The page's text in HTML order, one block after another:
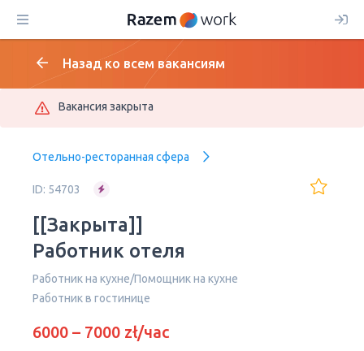
Назад ко всем вакансиям
Вакансия закрыта
Отельно-ресторанная сфера
ID: 54703
[[Закрыта]]
Работник отеля
Работник на кухне/Помощник на кухне
Работник в гостинице
6000 – 7000 zł/час